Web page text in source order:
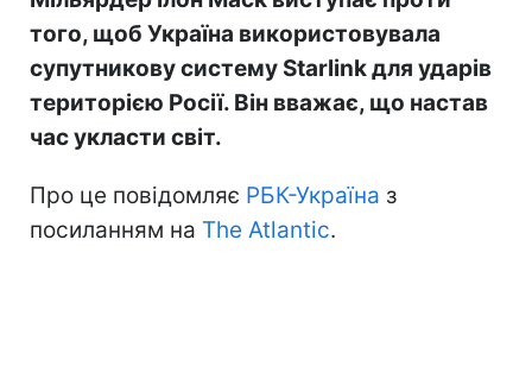
того, щоб Україна використовувала
супутникову систему Starlink для ударів
територією Росії. Він вважає, що настав
час укласти світ.
Про це повідомляє РБК-Україна з
посиланням на The Atlantic.